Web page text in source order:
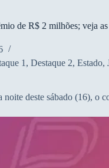
de R$ 2 milhões; veja as
1 , Destaque 2, Estado,
deste sábado (16), o